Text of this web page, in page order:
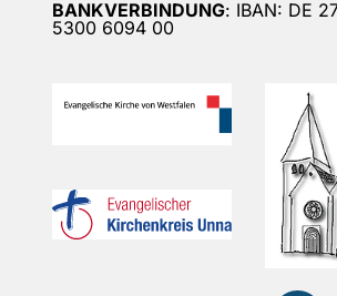
BANKVERBINDUNG: IBAN: DE
5300 6094 00